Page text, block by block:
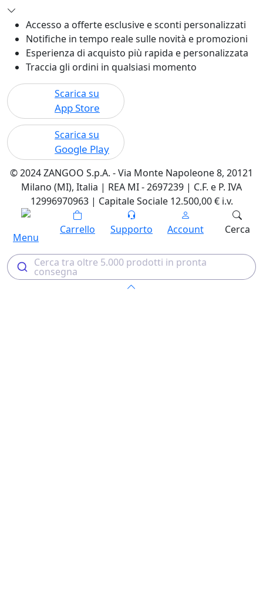
Accesso a offerte esclusive e sconti personalizzati
Notifiche in tempo reale sulle novità e promozioni
Esperienza di acquisto più rapida e personalizzata
Traccia gli ordini in qualsiasi momento
Scarica su
App Store
Scarica su
Google Play
© 2024 ZANGOO S.p.A. - Via Monte Napoleone 8, 20121
Milano (MI), Italia | REA MI - 2697239 | C.F. e P. IVA
12996970963 | Capitale Sociale 12.500,00 € i.v.
Menu
Carrello Supporto Account Cerca
Cerca tra oltre 5.000 prodotti in pronta
consegna